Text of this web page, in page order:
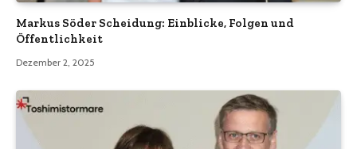
Markus Söder Scheidung: Einblicke, Folgen und
Öffentlichkeit
Dezember 2, 2025